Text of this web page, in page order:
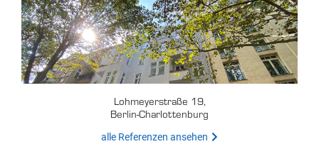
Lohmeyerstraße 19,
Berlin-Charlottenburg
alle Referenzen ansehen